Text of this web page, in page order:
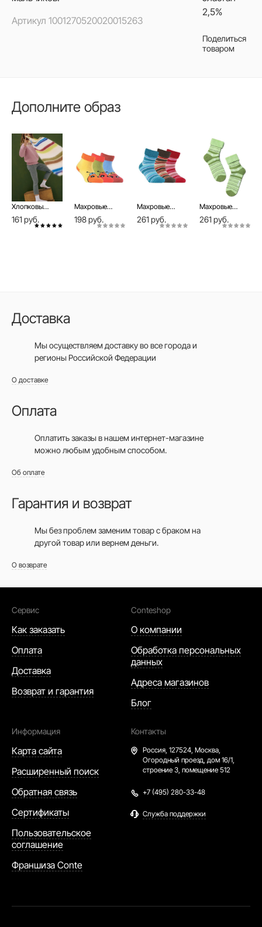
Артикул 1001270520020015263
2,5%
Поделиться
товаром
Дополните образ
Хлопковые белые носки TIP-TOP
161 руб.
Махровые носки SOF-TIKI с отворотом
198 руб.
Махровые носки SOF-TIKI с отворотом
261 руб.
Махровые носки SOF-TIKI с отворотом
261 руб.
Доставка
Мы осуществляем доставку во все городаи
регионы Российской Федерации
О доставке
Оплата
Оплатить заказы в нашем интернет-магазине
можно любым удобным способом.
Об оплате
Гарантия и возврат
Мы без проблем заменим товар с браком на
другой товар или вернем деньги.
О возврате
Сервис
Как заказать
Оплата
Доставка
Возврат и гарантия
Conteshop
О компании
Обработка персональных
данных
Адреса магазинов
Блог
Информация
Карта сайта
Расширенный поиск
Обратная связь
Сертификаты
Пользовательское
соглашение
Франшиза Conte
Контакты
Россия, 127524, Москва,
Огородный проезд, дом 16/1,
строение 3, помещение 512
+7 (495) 280-33-48
Служба поддержки